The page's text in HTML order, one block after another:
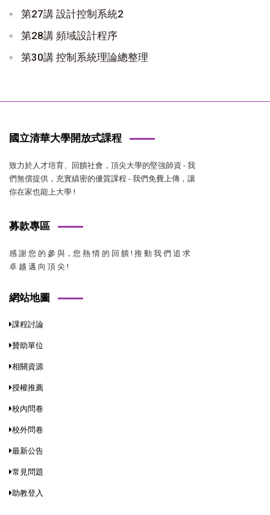
第27講 設計控制系統2
第28講 頻域設計程序
第30講 控制系統理論總整理
國立清華大學開放式課程
致力於人才培育、回饋社會，頂尖大學的堅強師資 - 我
們無償提供，充實縝密的優質課程 - 我們免費上傳，讓
你在家也能上大學 !
募款專區
感 謝 您 的 參 與，您 熱 情 的 回 饋 ! 推 動 我 們 追 求
卓 越 邁 向 頂 尖 !
網站地圖
課程討論
贊助單位
相關資源
授權推薦
校內問卷
校外問卷
最新公告
常見問題
助教登入